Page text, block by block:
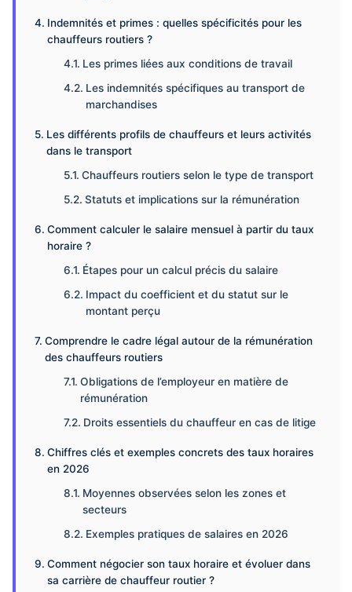
Indemnités et primes : quelles spécificités pour les
chauffeurs routiers ?
Les primes liées aux conditions de travail
Les indemnités spécifiques au transport de
marchandises
Les différents profils de chauffeurs et leurs activités
dans le transport
Chauffeurs routiers selon le type de transport
Statuts et implications sur la rémunération
Comment calculer le salaire mensuel à partir du taux
horaire ?
Étapes pour un calcul précis du salaire
Impact du coefficient et du statut sur le
montant perçu
Comprendre le cadre légal autour de la rémunération
des chauffeurs routiers
Obligations de l’employeur en matière de
rémunération
Droits essentiels du chauffeur en cas de litige
Chiffres clés et exemples concrets des taux horaires
en 2026
Moyennes observées selon les zones et
secteurs
Exemples pratiques de salaires en 2026
Comment négocier son taux horaire et évoluer dans
sa carrière de chauffeur routier ?